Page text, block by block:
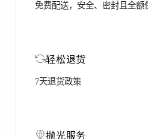
免费配送，安全、密封且全额
轻松退货
7天退货政策
抛光服务